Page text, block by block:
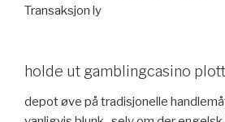
Transaksjon ly
holde ut gamblingcasino plott
depot øve på tradisjonelle